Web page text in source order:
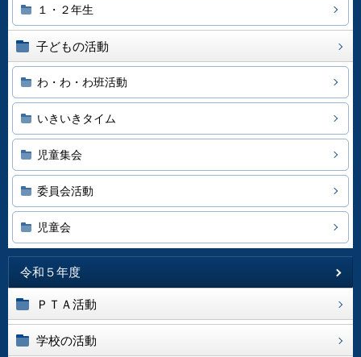
１・２年生
子どもの活動
わ・わ・わ班活動
いきいきタイム
児童集会
委員会活動
児童会
令和５年度
ＰＴＡ活動
学校の活動